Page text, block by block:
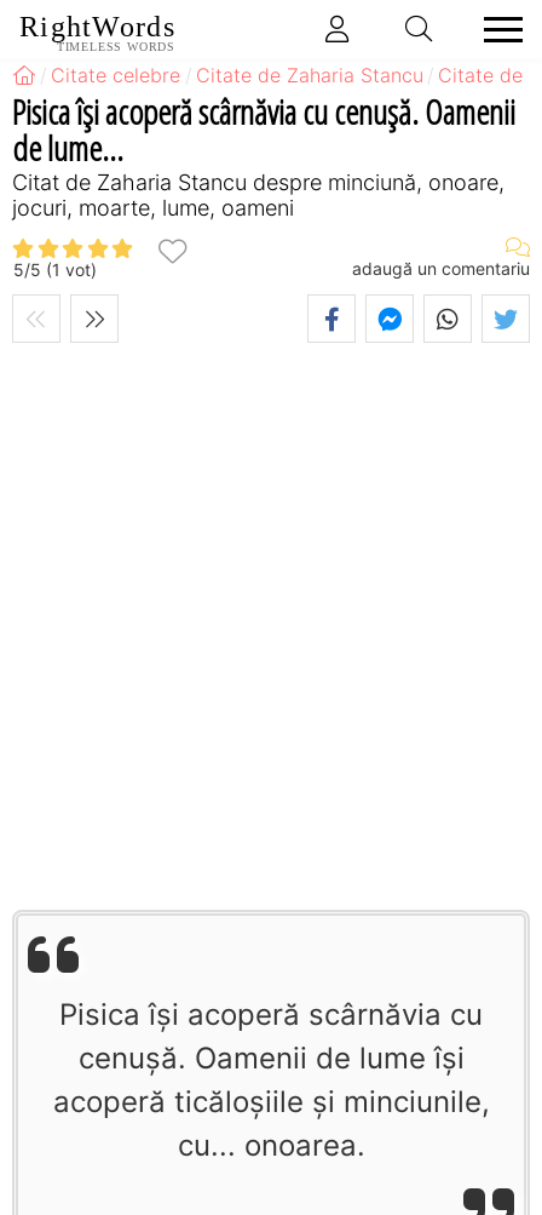
RightWords
TIMELESS WORDS
Citate celebre Citate de Zaharia Stancu Citate de
Pisica îşi acoperă scârnăvia cu cenuşă. Oamenii
de lume...
Citat de Zaharia Stancu despre minciună, onoare,
jocuri, moarte, lume, oameni
5/5 (1 vot) adaugă un comentariu
Pisica îşi acoperă scârnăvia cu
cenuşă. Oamenii de lume îşi
acoperă ticăloşiile şi minciunile,
cu... onoarea.